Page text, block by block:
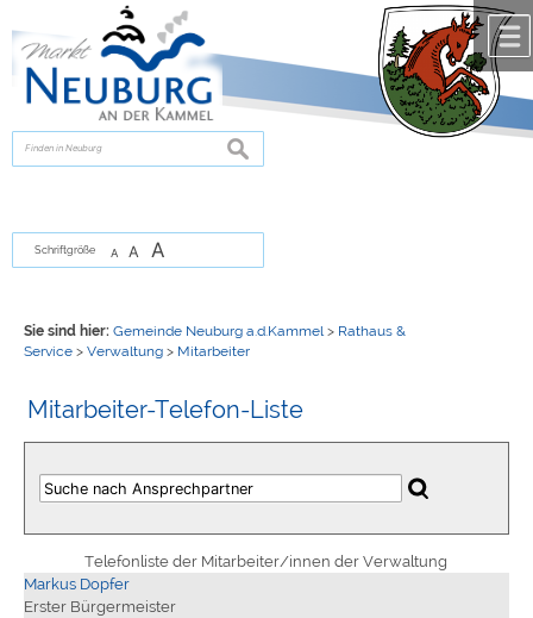
zur Navigationoder
springen.
suchen
Schriftgröße A A A
Sie sind hier: Gemeinde Neuburg a.d.Kammel > Rathaus &
Service> Verwaltung> Mitarbeiter
Mitarbeiter-Telefon-Liste
Telefonliste der Mitarbeiter/innen der Verwaltung
Markus Dopfer
Erster Bürgermeister